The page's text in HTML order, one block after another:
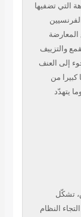
التي تضفيها
والتزييف
إلى العنف
من
يتهدّد
تشكّل
التجاء النظام